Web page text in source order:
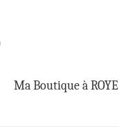
Ma Boutique à ROYE